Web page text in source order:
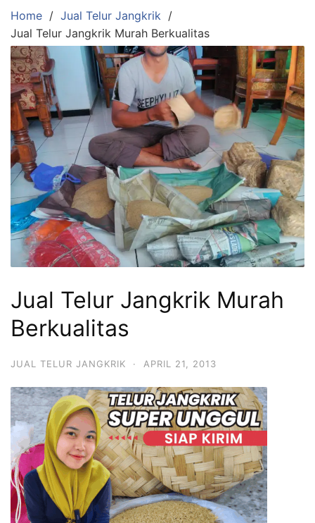
Home
Jual Telur Jangkrik
Jual Telur Jangkrik Murah Berkualitas
Jual Telur Jangkrik Murah
Berkualitas
JUAL TELUR JANGKRIK · APRIL 21, 2013